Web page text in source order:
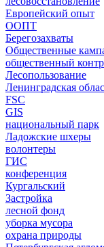
Европейский опыт
ООПТ
Берегозахваты
Общественные
общественный
Лесопользование
Ленинградская
FSC
GIS
национальный парк
Ладожские шхеры
волонтеры
ГИС
конференция
Кургальский
Застройка
лесной фонд
уборка мусора
охрана природы